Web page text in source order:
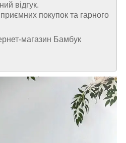
відгук.
покупок та гарного
магазин Бамбук